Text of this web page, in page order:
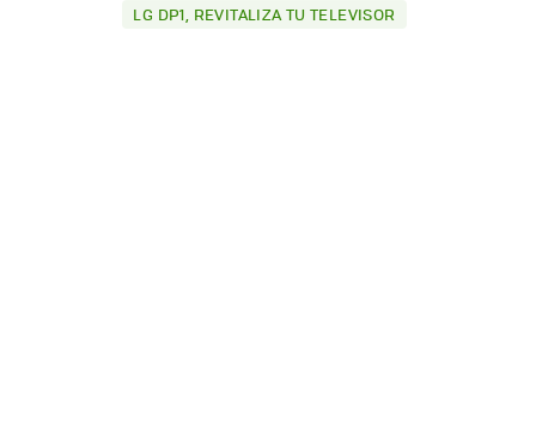
LG DP1, REVITALIZA TU TELEVISOR